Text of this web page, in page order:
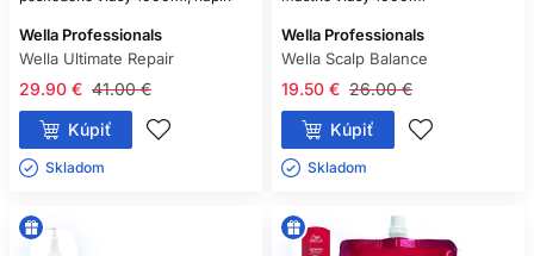
Wella Professionals
Wella Ultimate Repair
41.00 €
29.90 €
Kúpiť
Skladom ㅤ
Wella Professionals
Wella Scalp Balance
26.00 €
19.50 €
Kúpiť
Skladom ㅤ